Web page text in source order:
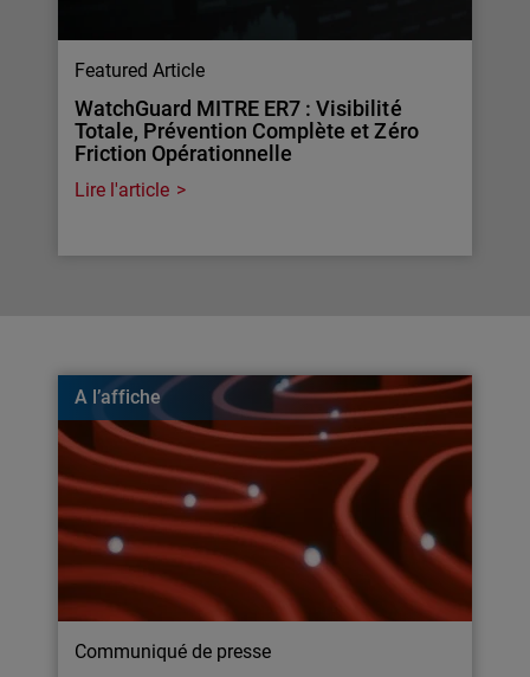
Featured Article
WatchGuard MITRE ER7 : Visibilité
Totale, Prévention Complète et Zéro
Friction Opérationnelle
Lire l'article
A l’affiche
Communiqué de presse